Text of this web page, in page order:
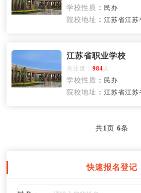
学校性质 ： 民办
院校地址 ：江苏省江苏
江苏省职业学校
关注度：984 人
学校性质 ： 民办
院校地址 ：江苏省江苏
共1页 6条
快速报名登记